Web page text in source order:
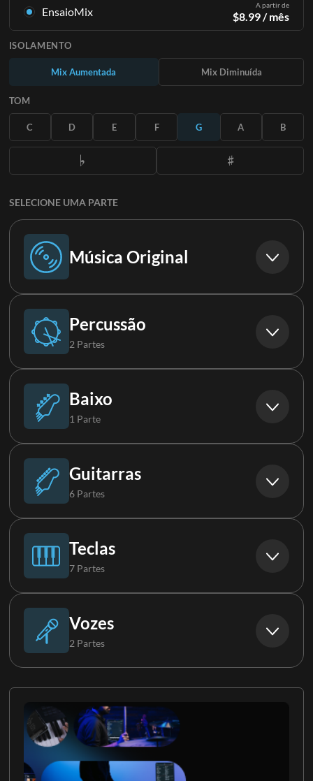
EnsaioMix A partir de
$8.99/ mês
todas as 12 tonalidades com mixagens Up e Minus para cada
parte mais a música original.
ASSINE
ISOLAMENTO
Mix Aumentada Mix Diminuída
TOM
C D E F G A B
SELECIONE UMA PARTE
Música Original
Música Original
Percussão
2 Partes
Bateria
Percussão
Baixo
1 Parte
Baixo
Guitarras
6 Partes
Violão
Guitarra
Teclas
7 Partes
Piano
Vozes
2 Partes